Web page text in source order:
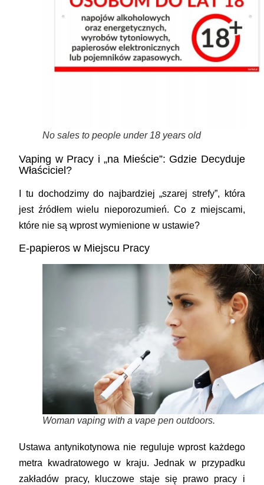
No sales to people under 18 years old
Vaping w Pracy i „na Mieście”: Gdzie Decyduje
Właściciel?
I tu dochodzimy do najbardziej „szarej strefy”, która
jest źródłem wielu nieporozumień. Co z miejscami,
które nie są wprost wymienione w ustawie?
E-papieros w Miejscu Pracy
Woman vaping with a vape pen outdoors.
Ustawa antynikotynowa nie reguluje wprost każdego
metra kwadratowego w kraju. Jednak w przypadku
zakładów pracy, kluczowe staje się prawo pracy i